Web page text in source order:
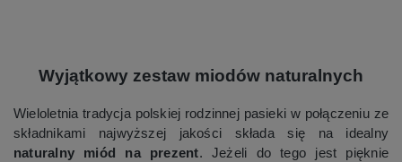
Wyjątkowy zestaw miodów naturalnych
Wieloletnia tradycja polskiej rodzinnej pasieki w połączeniu ze
składnikami najwyższej jakości składa się na idealny
naturalny miód na prezent. Jeżeli do tego jest pięknie